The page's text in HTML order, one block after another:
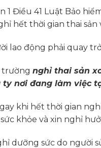
1 Điều 41 Luật Bảo
hết thời gian thai sản
lao động phải quay
trường nghỉ thai sản
ty nơi đang làm việc
khi hết thời gian
khỏe và xin nghỉ
dưỡng sức do người